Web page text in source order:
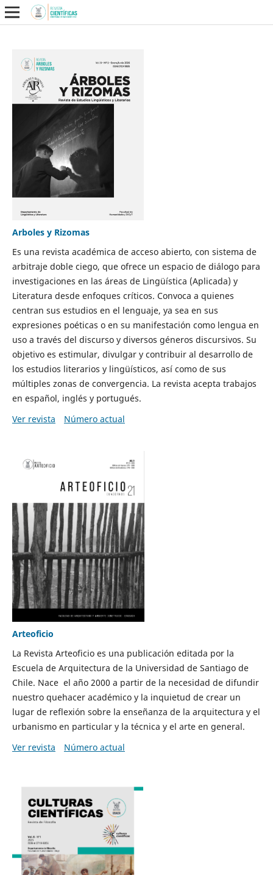
Arboles y Rizomas
Es una revista académica de acceso abierto, con sistema de
arbitraje doble ciego, que ofrece un espacio de diálogo para
investigaciones en las áreas de Lingüística (Aplicada) y
Literatura desde enfoques críticos. Convoca a quienes
centran sus estudios en el lenguaje, ya sea en sus
expresiones poéticas o en su manifestación como lengua en
uso a través del discurso y diversos géneros discursivos. Su
objetivo es estimular, divulgar y contribuir al desarrollo de
los estudios literarios y lingüísticos, así como de sus
múltiples zonas de convergencia. La revista acepta trabajos
en español, inglés y portugués.
Ver revista
Número actual
Arteoficio
La Revista Arteoficio es una publicación editada por la
Escuela de Arquitectura de la Universidad de Santiago de
Chile. Nace el año 2000 a partir de la necesidad de difundir
nuestro quehacer académico y la inquietud de crear un
lugar de reflexión sobre la enseñanza de la arquitectura y el
urbanismo en particular y la técnica y el arte en general.
Ver revista
Número actual